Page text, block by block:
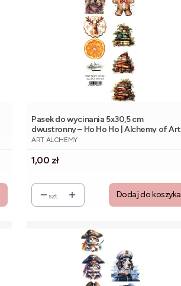
Pasek do wycinania 5x30,5 cm
dwustronny – Ho Ho Ho | Alchemy of Art
PRODUCENT
ART ALCHEMY
Cena
1,00 zł
szt. Dodaj do koszyka